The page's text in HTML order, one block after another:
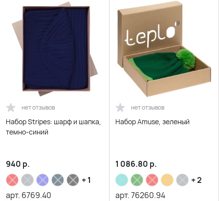
нет отзывов
Набор Stripes: шарф и шапка,
темно-синий
940 р.
+ 1
арт. 6769.40
нет отзывов
Набор Amuse, зеленый
1 086.80 р.
+ 2
арт.76260.94